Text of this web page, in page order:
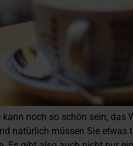
kann noch so schön sein,
natürlich müssen Sie etwas